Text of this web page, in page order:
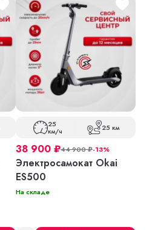
25
км/ч 25 км
38 900 ₽44 900₽-13%
Электросамокат Okai
ES500
На складе